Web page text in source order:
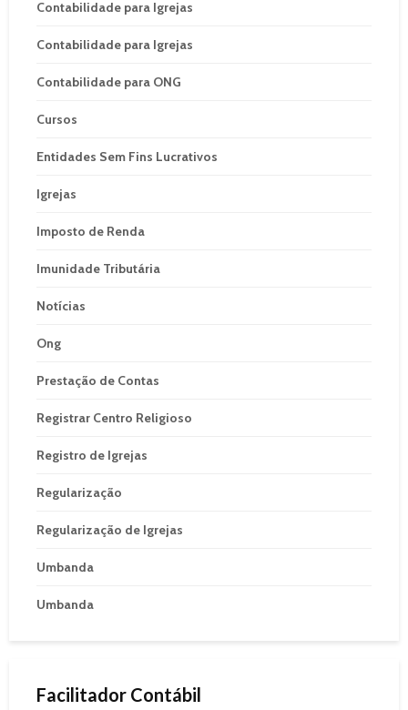
Contabilidade para Igrejas
Contabilidade para Igrejas
Contabilidade para ONG
Cursos
Entidades Sem Fins Lucrativos
Igrejas
Imposto de Renda
Imunidade Tributária
Notícias
Ong
Prestação de Contas
Registrar Centro Religioso
Registro de Igrejas
Regularização
Regularização de Igrejas
Umbanda
Umbanda
Facilitador Contábil